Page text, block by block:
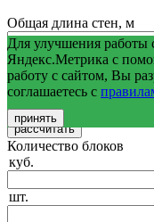
Общая длина стен, м
Средняя высота стен, м
Общая площадь
Количество блоков
куб.
шт.
Для улучшения работы
Яндекс.Метрика с
работу с сайтом, Вы
соглашаетесь с
принять